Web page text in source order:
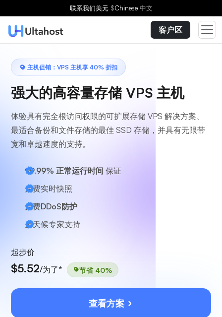
联系我们美元 $Chinese 中文
客户区
主机促销：VPS 主机享 40% 折扣
强大的高容量存储 VPS 主机
体验具有完全根访问权限的可扩展存储 VPS 解决方案、
最适合备份和文件存储的最佳 SSD 存储，并具有无限带
宽和卓越速度的支持。
99.99% 正常运行时间 保证
免费实时快照
免费DDoS防护
全天候专家支持
起步价
$5.52/为了* 节省 40%
查看方案